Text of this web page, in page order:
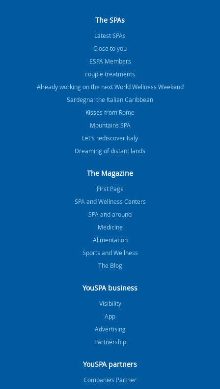
The SPAs
Latest SPAs
Close to you
ESPA Members
couple treatments
Already working on the next World Wellness Weekend
Sardegna: the Italian Caribbean
Kisses from Rome
Mountains SPA
Let's rediscover Italy
Dreaming of distant lands
The Magazine
FIrst Page
SPA and Wellness Centers
SPA and around
Medicine
Alimentation
Sports and Wellness
The Blog
YouSPA business
Visibility
App
Advertising
Partnership
YouSPA partners
Companies Partner